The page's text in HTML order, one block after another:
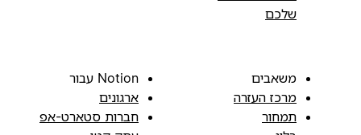
שלכם
משאבים
מרכז העזרה
תמחור
Notion עבור
ארגונים
חברות סטארט-אפ